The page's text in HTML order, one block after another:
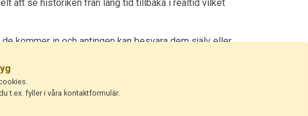
att se historiken från lång tid tillbaka i realtid vilket
kommer in och antingen kan besvara dem själv eller
tydligare kommunikationsstrategi. Som kund får du
t.ex. fyller i våra kontaktformulär.